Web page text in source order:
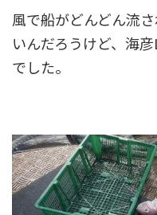
風で船がどんどん流
いんだろうけど、海
でした。